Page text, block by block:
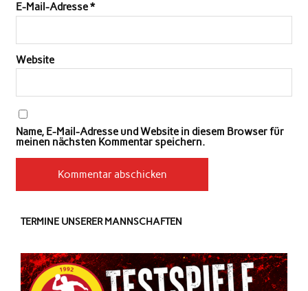
E-Mail-Adresse*
Website
Name, E-Mail-Adresse und Website in diesem Browser für
meinen nächsten Kommentar speichern.
TERMINE UNSERER MANNSCHAFTEN